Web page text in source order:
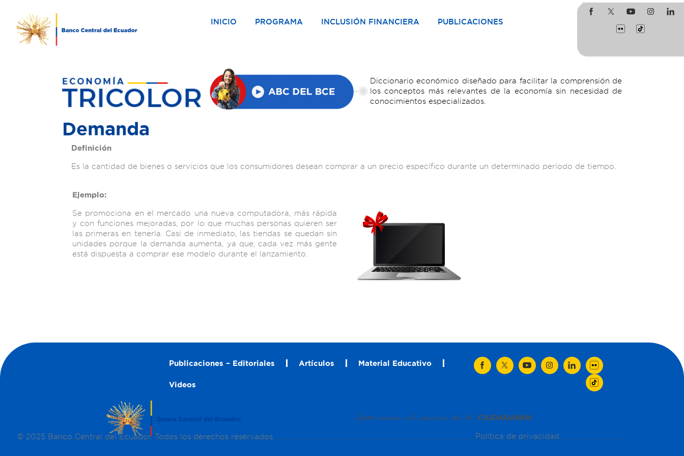
INICIO PROGRAMA INCLUSIÓN FINANCIERA PUBLICACIONES
Diccionario económico diseñado para facilitar la comprensión de
los conceptos más relevantes de la economía sin necesidad de
conocimientos especializados.
Demanda
Definición
Es la cantidad de bienes o servicios que los consumidores desean comprar a un precio específico durante un determinado período de tiempo.
Ejemplo:
Se promociona en el mercado una nueva computadora, más rápida
y con funciones mejoradas, por lo que muchas personas quieren ser
las primeras en tenerla. Casi de inmediato, las tiendas se quedan sin
unidades porque la demanda aumenta, ya que, cada vez más gente
está dispuesta a comprar ese modelo durante el lanzamiento.
Publicaciones – Editoriales Artículos Material Educativo
Videos
© 2025 Banco Central del Ecuador. Todos los derechos reservados Política de privacidad